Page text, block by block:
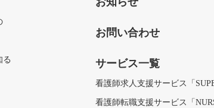
る
お問い合わせ
サービス一覧
看護師求人支援サービス「
看護師転職支援サービス「